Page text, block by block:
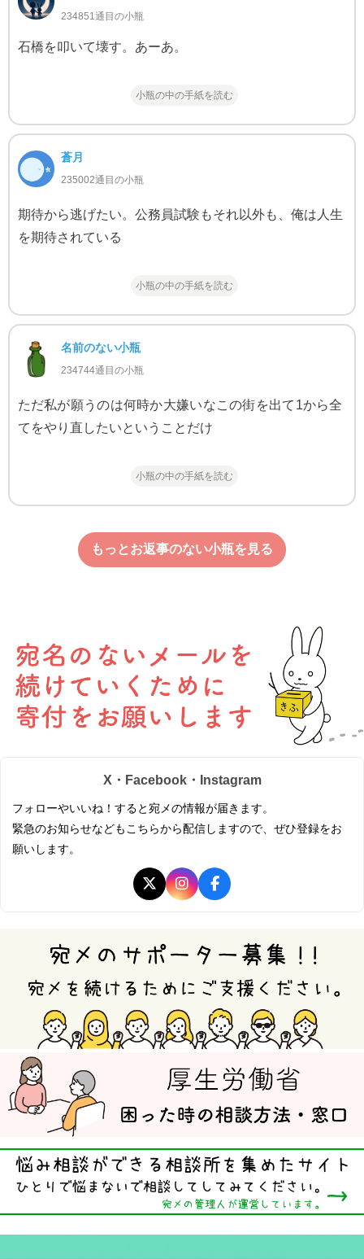
234851通目の小瓶
石橋を叩いて壊す。あーあ。
小瓶の中の手紙を読む
蒼月
235002通目の小瓶
期待から逃げたい。公務員試験もそれ以外も、俺は人生
を期待されている
小瓶の中の手紙を読む
名前のない小瓶
234744通目の小瓶
ただ私が願うのは何時か大嫌いなこの街を出て1から全
てをやり直したいということだけ
小瓶の中の手紙を読む
もっとお返事のない小瓶を見る
X・Facebook・Instagram
フォローやいいね！すると宛メの情報が届きます。
緊急のお知らせなどもこちらから配信しますので、ぜひ登録をお
願いします。